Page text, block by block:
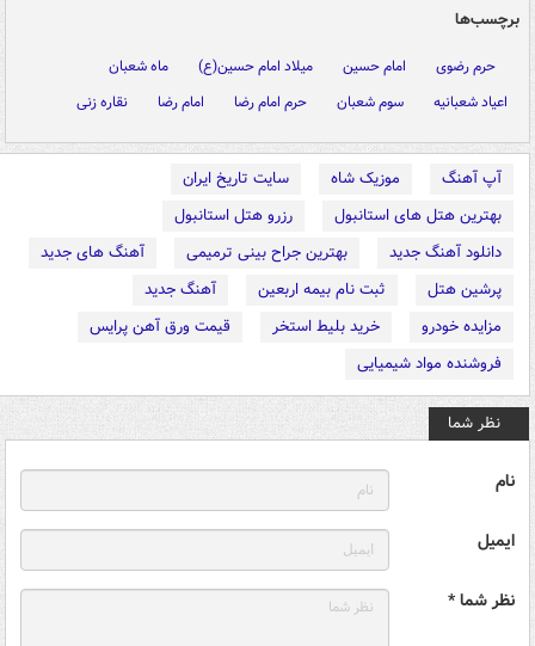
برچسب‌ها
حرم رضوی امام حسین میلاد امام حسین(ع)
ماه شعبان
اعیاد شعبانیه
سوم شعبان حرم امام رضا امام رضا نقاره زنی
آپ آهنگ موزیک شاه
سایت تاریخ ایران
بهترین هتل های استانبول
رزرو هتل استانبول
دانلود آهنگ جدید
بهترین جراح بینی ترمیمی
آهنگ های جدید
پرشین هتل
ثبت نام بیمه اربعین
آهنگ جدید
مزایده خودرو
خرید بلیط استخر
قیمت ورق آهن پرایس
فروشنده مواد شیمیایی
نظر شما
نام
ایمیل
نظر شما *